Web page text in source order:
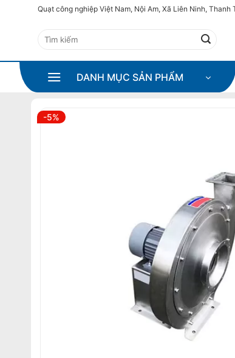
Quạt công nghiệp Việt Nam, Nội Am, Xã Liên Ninh, Thanh
Tìm
DANH MỤC SẢN PHẨM
-5%